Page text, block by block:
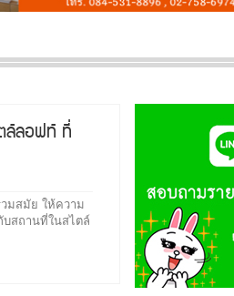
ล์ลอฟท์ ที่
มสมัย ให้ความ
บสถานที่ในสไตล์
ที